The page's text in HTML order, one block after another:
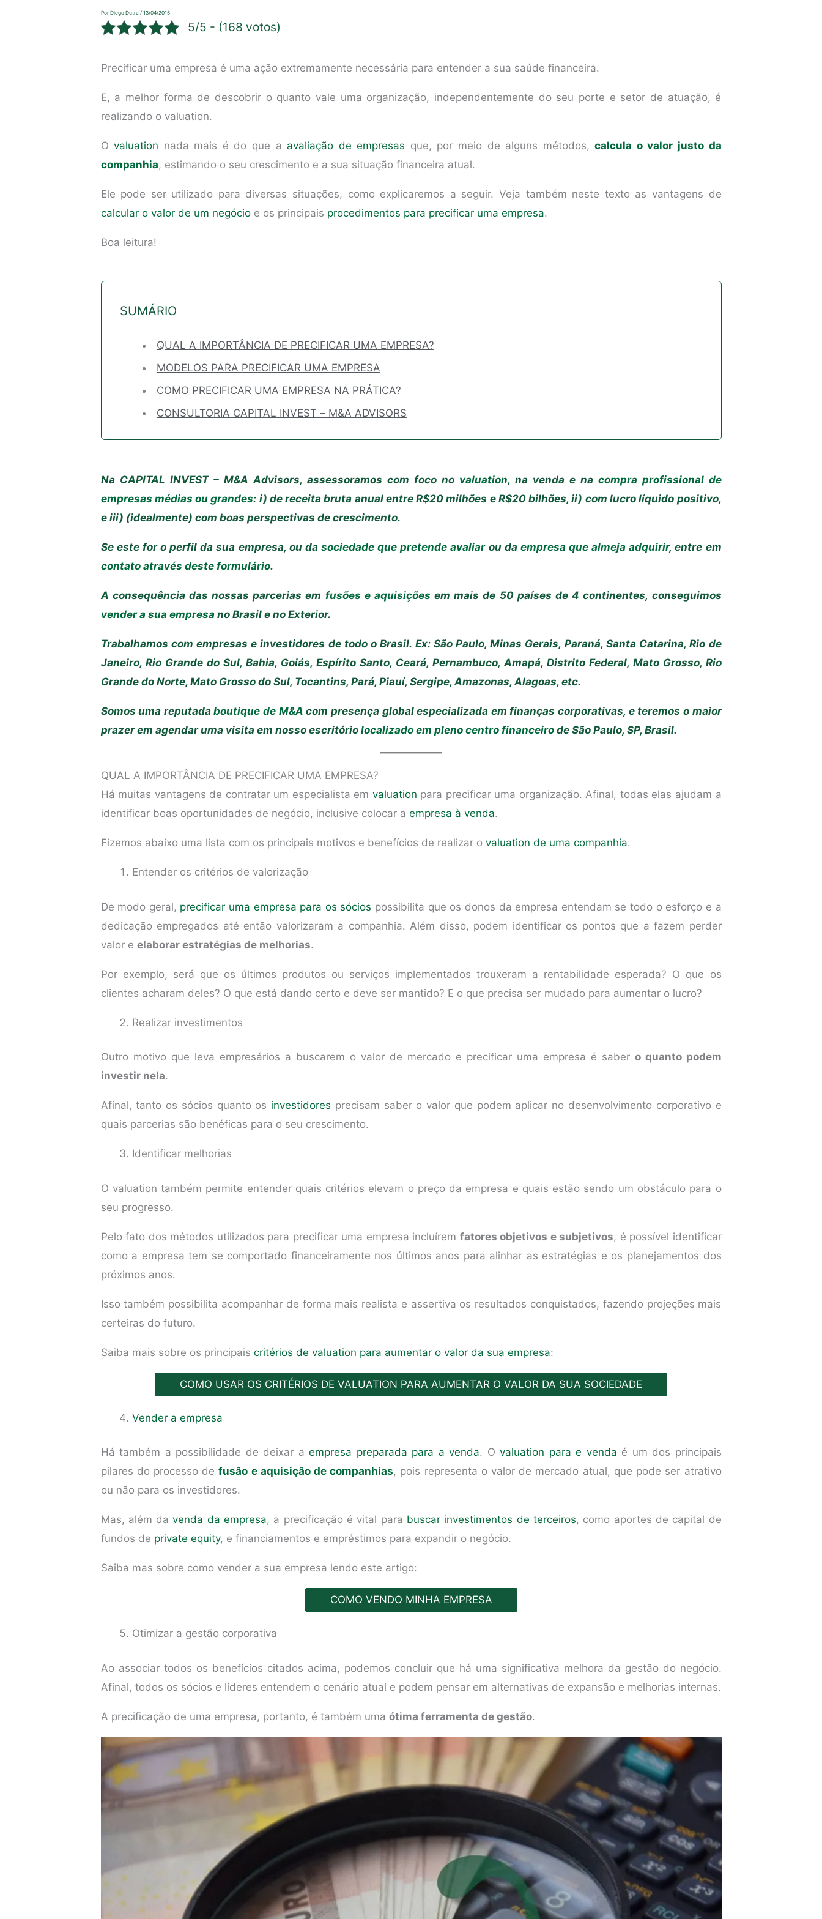
Por Diego Dutra / 13/04/2015
5/5 - (168 votos)
Precificar uma empresa é uma ação extremamente necessária para entender a sua saúde financeira.
E, a melhor forma de descobrir o quanto vale uma organização, independentemente do seu porte e setor de atuação, é
realizando o valuation.
Ovaluation nada mais é do que a avaliação de empresas que, por meio de alguns métodos,calcula o valor justo da
companhia, estimando o seu crescimento e a sua situação financeira atual.
Ele pode ser utilizado para diversas situações, como explicaremos a seguir. Veja também neste texto as vantagens de
calcular o valor de um negócioe os principais procedimentos para precificar uma empresa.
Boa leitura!
SUMÁRIO
QUAL A IMPORTÂNCIA DE PRECIFICAR UMA EMPRESA?
MODELOS PARA PRECIFICAR UMA EMPRESA
COMO PRECIFICAR UMA EMPRESA NA PRÁTICA?
CONSULTORIA CAPITAL INVEST – M&A ADVISORS
Na CAPITAL INVEST – M&A Advisors, assessoramos com foco no valuation, na venda e na compra profissional de
empresas médias ou grandes: i) de receita bruta anual entre R$20 milhões e R$20 bilhões, ii) com lucro líquido positivo,
e iii) (idealmente) com boas perspectivas de crescimento.
Se este for o perfil da sua empresa, ou da sociedade que pretende avaliarou da empresa que almeja adquirir, entre em
contato através deste formulário.
A consequência das nossas parcerias em fusões e aquisições em mais de 50 países de 4 continentes, conseguimos
vender a sua empresano Brasil e no Exterior.
Trabalhamos com empresas e investidores de todo o Brasil. Ex: São Paulo, Minas Gerais, Paraná, Santa Catarina, Rio de
Janeiro, Rio Grande do Sul, Bahia, Goiás, Espírito Santo, Ceará, Pernambuco, Amapá, Distrito Federal, Mato Grosso, Rio
Grande do Norte, Mato Grosso do Sul, Tocantins, Pará, Piauí, Sergipe, Amazonas, Alagoas, etc.
Somos uma reputadaboutique de M&A com presença global especializada em finanças corporativas, e teremos o maior
prazer em agendar uma visita em nosso escritório localizado em pleno centro financeirode São Paulo, SP, Brasil.
QUAL A IMPORTÂNCIA DE PRECIFICAR UMA EMPRESA?
Há muitas vantagens de contratar um especialista em valuation para precificar uma organização. Afinal, todas elas ajudam a
identificar boas oportunidades de negócio, inclusive colocar a empresa à venda.
Fizemos abaixo uma lista com os principais motivos e benefícios de realizar o valuation de uma companhia.
Entender os critérios de valorização
De modo geral, precificar uma empresa para os sócios possibilita que os donos da empresa entendam se todo o esforço e a
dedicação empregados até então valorizaram a companhia. Além disso, podem identificar os pontos que a fazem perder
valor e elaborar estratégias de melhorias.
Por exemplo, será que os últimos produtos ou serviços implementados trouxeram a rentabilidade esperada? O que os
clientes acharam deles? O que está dando certo e deve ser mantido? E o que precisa ser mudado para aumentar o lucro?
Realizar investimentos
Outro motivo que leva empresários a buscarem o valor de mercado e precificar uma empresa é saber o quanto podem
investir nela.
Afinal, tanto os sócios quanto os investidores precisam saber o valor que podem aplicar no desenvolvimento corporativo e
quais parcerias são benéficas para o seu crescimento.
Identificar melhorias
O valuation também permite entender quais critérios elevam o preço da empresa e quais estão sendo um obstáculo para o
seu progresso.
Pelo fato dos métodos utilizados para precificar uma empresa incluírem fatores objetivos e subjetivos, é possível identificar
como a empresa tem se comportado financeiramente nos últimos anos para alinhar as estratégias e os planejamentos dos
próximos anos.
Isso também possibilita acompanhar de forma mais realista e assertiva os resultados conquistados, fazendo projeções mais
certeiras do futuro.
Saiba mais sobre os principais critérios de valuation para aumentar o valor da sua empresa:
COMO USAR OS CRITÉRIOS DE VALUATION PARA AUMENTAR O VALOR DA SUA SOCIEDADE
Vender a empresa
Há também a possibilidade de deixar a empresa preparada para a venda. O valuation para e venda é um dos principais
pilares do processo defusão e aquisição de companhias, pois representa o valor de mercado atual, que pode ser atrativo
ou não para os investidores.
Mas, além davenda da empresa, a precificação é vital para buscar investimentos de terceiros, como aportes de capital de
fundos de private equity, e financiamentos e empréstimos para expandir o negócio.
Saiba mas sobre como vender a sua empresa lendo este artigo:
COMO VENDO MINHA EMPRESA
Otimizar a gestão corporativa
Ao associar todos os benefícios citados acima, podemos concluir que há uma significativa melhora da gestão do negócio.
Afinal, todos os sócios e líderes entendem o cenário atual e podem pensar em alternativas de expansão e melhorias internas.
A precificação de uma empresa, portanto, é também uma ótima ferramenta de gestão.